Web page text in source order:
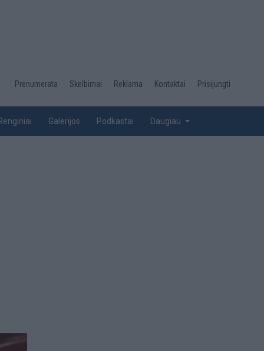
Desktop
top
Prenumerata Skelbimai Reklama Kontaktai Prisijungti
Galerijos Podkastai Daugiau